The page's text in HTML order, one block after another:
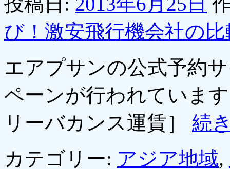
び！激安飛行機会社の
エアプサンの公式予約
ペーンが行われていま
リーバカンス運賃］ 続
カテゴリー: アジア地域,